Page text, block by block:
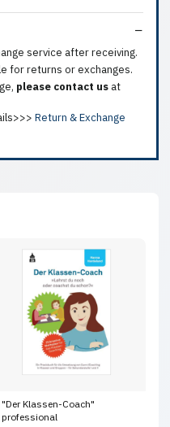
service after receiving.
for returns or exchanges.
please contact us at
Return & Exchange
"Der Klassen-Coach"
professional